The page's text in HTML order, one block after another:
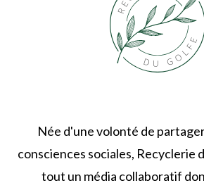
Née d'une volonté de
consciences sociales, Recyclerie
tout un média collaboratif